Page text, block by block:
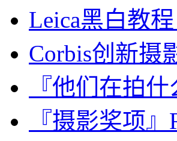
Leica黑白教
Corbis创新摄
『他们在拍
『摄影奖项